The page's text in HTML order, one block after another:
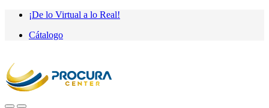
Saltar
navegación
saltar
contenido
¡De lo Virtual a lo Real!
Cátalogo